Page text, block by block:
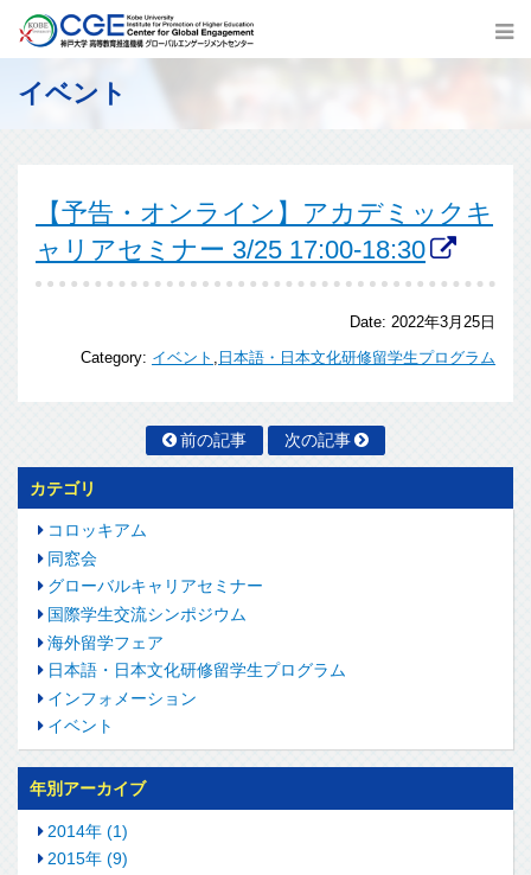
イベント
【予告・オンライン】アカデミックキ
ャリアセミナー 3/25 17:00-18:30
Date: 2022年3月25日
Category: イベント , 日本語・日本文化研修留学生プログラム
前の記事 次の記事
カテゴリ
コロッキアム
同窓会
グローバルキャリアセミナー
国際学生交流シンポジウム
海外留学フェア
日本語・日本文化研修留学生プログラム
インフォメーション
イベント
年別アーカイブ
2014年 (1)
2015年 (9)